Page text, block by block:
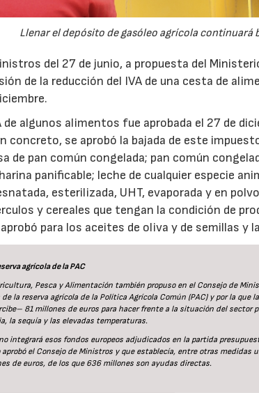
Llenar el depósito de gasóleo agrícola continuará
del 27 de junio, a propuesta del
de la reducción del IVA de una cesta de
de algunos alimentos fue aprobada el 27 de
concreto, se aprobó la bajada de este
de pan común congelada; pan común
panificable; leche de cualquier especie
esterilizada, UHT, evaporada y en
y cereales que tengan la condición de
para los aceites de oliva y de semillas y
agrícola de la PAC
Pesca y Alimentación también propuso en el Consejo de
la reserva agrícola de la Política Agrícola Común (PAC) y por la
81 millones de euros para hacer frente a la situación del
la sequía y las elevadas temperaturas.
integrará esos fondos europeos adjudicados en la partida
aprobó el Consejo de Ministros y que establecía, entre otras
de euros, de los que 636 millones son ayudas directas.